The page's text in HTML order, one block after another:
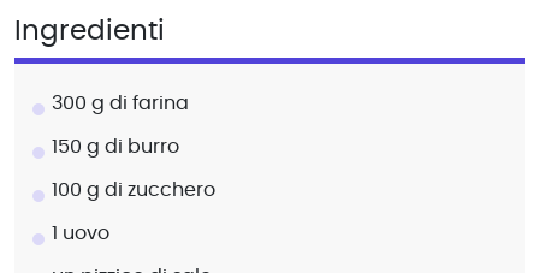
Ingredienti
300 g di farina
150 g di burro
100 g di zucchero
1 uovo